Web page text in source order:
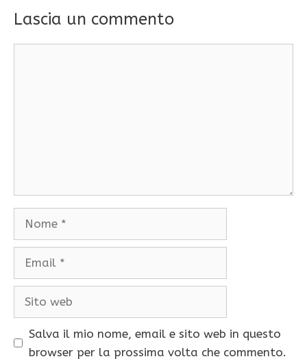
Lascia un commento
Salva il mio nome, email e sito web in questo
browser per la prossima volta che commento.